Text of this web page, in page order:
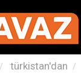
türkistan'dan